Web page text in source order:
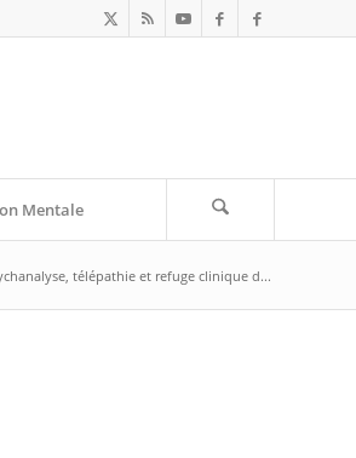
Mentale
télépathie et refuge clinique d...